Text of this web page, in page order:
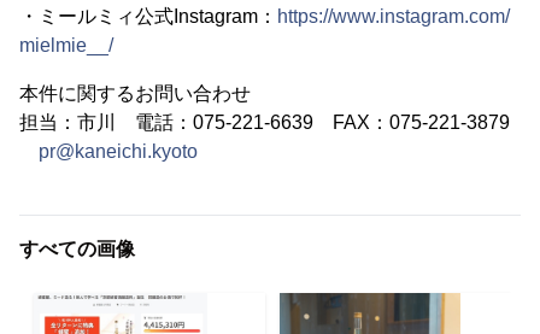
・ミールミィ公式Instagram： https://www.instagram.com/
mielmie__/
本件に関するお問い合わせ
担当：市川 電話：075-221-6639 FAX：075-221-3879
pr@kaneichi.kyoto
すべての画像